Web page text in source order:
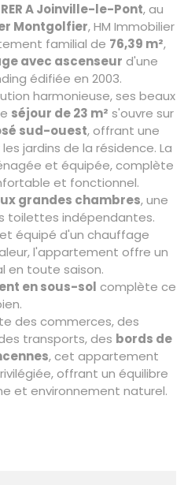
A Joinville-le-Pont, au
Montgolfier, HM Immobilier
familial de 76,39 m²,
avec ascenseur d'une
édifiée en 2003.
harmonieuse, ses beaux
séjour de 23 m² s'ouvre sur
sud-ouest, offrant une
jardins de la résidence. La
et équipée, complète
et fonctionnel.
grandes chambres, une
toilettes indépendantes.
équipé d'un chauffage
l'appartement offre un
en toute saison.
en sous-sol complète ce
des commerces, des
transports, des bords de
, cet appartement
offrant un équilibre
et environnement naturel.